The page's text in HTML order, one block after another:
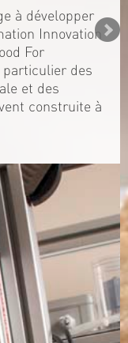
à développer
Innovation
For
des
et des
construite à